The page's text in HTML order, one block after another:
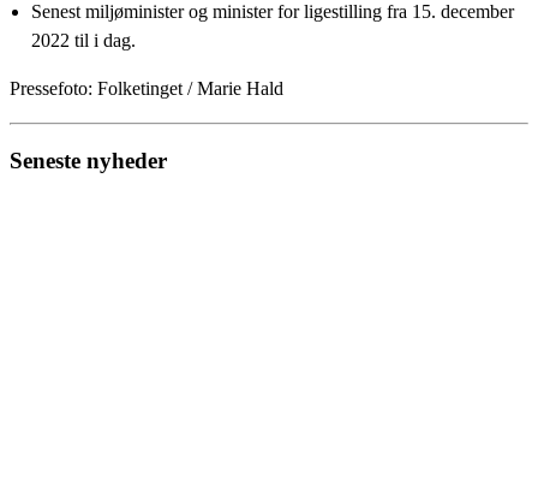
Senest miljøminister og minister for ligestilling fra 15. december
2022 til i dag.
Pressefoto: Folketinget / Marie Hald
Seneste nyheder